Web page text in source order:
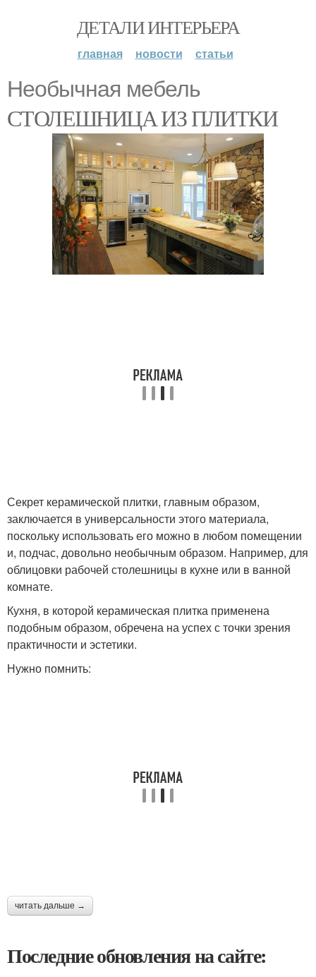
ДЕТАЛИ ИНТЕРЬЕРА
главная новости статьи
Необычная мебель
СТОЛЕШНИЦА ИЗ ПЛИТКИ
Секрет керамической плитки, главным образом,
заключается в универсальности этого материала,
поскольку использовать его можно в любом помещении
и, подчас, довольно необычным образом. Например, для
облицовки рабочей столешницы в кухне или в ванной
комнате.
Кухня, в которой керамическая плитка применена
подобным образом, обречена на успех с точки зрения
практичности и эстетики.
Нужно помнить:
читать дальше →
Последние обновления на сайте: